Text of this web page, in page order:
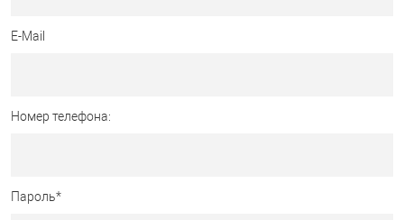
E-Mail
Номер телефона:
Пароль*